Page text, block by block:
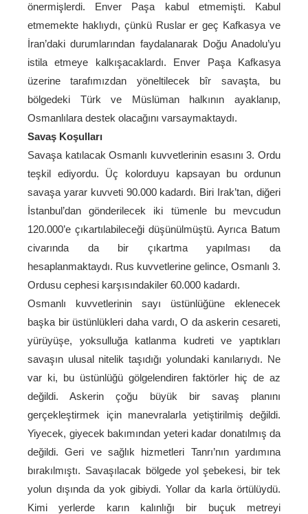
önermişlerdi. Enver Paşa kabul etmemişti. Kabul
etmemekte haklıydı, çünkü Ruslar er geç Kafkasya ve
İran’daki durumlarından faydalanarak Doğu Anadolu’yu
istila etmeye kalkışacaklardı. Enver Paşa Kafkasya
üzerine tarafımızdan yöneltilecek bîr savaşta, bu
bölgedeki Türk ve Müslüman halkının ayaklanıp,
Osmanlılara destek olacağını varsaymaktaydı.
Savaş Koşulları
Savaşa katılacak Osmanlı kuvvetlerinin esasını 3. Ordu
teşkil ediyordu. Üç kolorduyu kapsayan bu ordunun
savaşa yarar kuvveti 90.000 kadardı. Biri Irak’tan, diğeri
İstanbul’dan gönderilecek iki tümenle bu mevcudun
120.000’e çıkartılabileceği düşünülmüştü. Ayrıca Batum
civarında da bir çıkartma yapılması da
hesaplanmaktaydı. Rus kuvvetlerine gelince, Osmanlı 3.
Ordusu cephesi karşısındakiler 60.000 kadardı.
Osmanlı kuvvetlerinin sayı üstünlüğüne eklenecek
başka bir üstünlükleri daha vardı, O da askerin cesareti,
yürüyüşe, yoksulluğa katlanma kudreti ve yaptıkları
savaşın ulusal nitelik taşıdığı yolundaki kanılarıydı. Ne
var ki, bu üstünlüğü gölgelendiren faktörler hiç de az
değildi. Askerin çoğu büyük bir savaş planını
gerçekleştirmek için manevralarla yetiştirilmiş değildi.
Yiyecek, giyecek bakımından yeteri kadar donatılmış da
değildi. Geri ve sağlık hizmetleri Tanrı’nın yardımına
bırakılmıştı. Savaşılacak bölgede yol şebekesi, bir tek
yolun dışında da yok gibiydi. Yollar da karla örtülüydü.
Kimi yerlerde karın kalınlığı bir buçuk metreyi